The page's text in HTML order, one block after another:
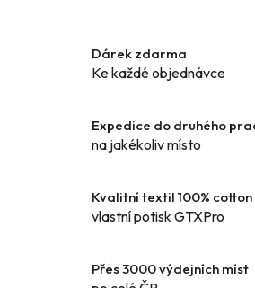
p
k
y
p
i
u
Dárek zdarma
Ke každé objednávce
Expedice do druhého
na jakékoliv místo
Kvalitní textil 100% cotton
vlastní potisk GTXPro
Přes 3000 výdejních míst